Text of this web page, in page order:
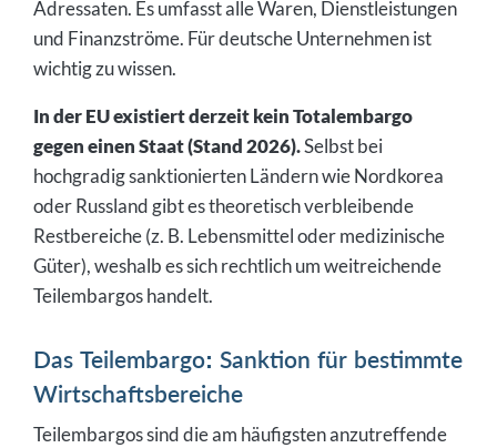
Adressaten. Es umfasst alle Waren, Dienstleistungen
und Finanzströme. Für deutsche Unternehmen ist
wichtig zu wissen.
In der EU existiert derzeit kein Totalembargo
gegen einen Staat (Stand 2026).Selbst bei
hochgradig sanktionierten Ländern wie Nordkorea
oder Russland gibt es theoretisch verbleibende
Restbereiche (z. B. Lebensmittel oder medizinische
Güter), weshalb es sich rechtlich um weitreichende
Teilembargos handelt.
Das Teilembargo: Sanktion für bestimmte
Wirtschaftsbereiche
Teilembargos sind die am häufigsten anzutreffende